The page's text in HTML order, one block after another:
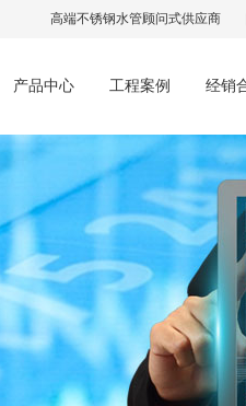
高端不锈钢水管顾问式供应商
产品中心 工程案例 经销